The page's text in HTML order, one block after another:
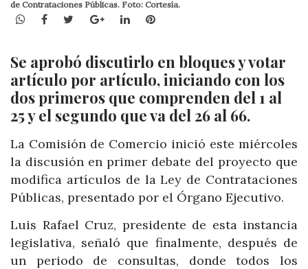
de Contrataciones Públicas. Foto: Cortesía.
WhatsApp
Facebook
TwitterGoogle+LinkedInPinterest
Se aprobó discutirlo en bloques y votar
artículo por artículo, iniciando con los
dos primeros que comprenden del 1 al
25 y el segundo que va del 26 al 66.
La Comisión de Comercio inició este miércoles
la discusión en primer debate del proyecto que
modifica artículos de la Ley de Contrataciones
Públicas, presentado por el Órgano Ejecutivo.
Luis Rafael Cruz, presidente de esta instancia
legislativa, señaló que finalmente, después de
un periodo de consultas, donde todos los